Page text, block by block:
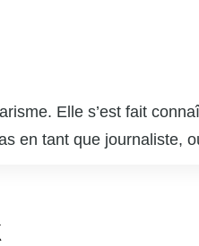
Elle s’est fait
en tant que journaliste,
micro, Sabrina est